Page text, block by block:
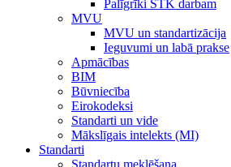
Palīgrīki STK darbam
MVU
MVU un standartizācija
Ieguvumi un labā prakse
Apmācības
BIM
Būvniecība
Eirokodeksi
Standarti un vide
Mākslīgais intelekts (MI)
Standarti
Standartu meklēšana